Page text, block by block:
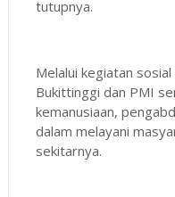
tutupnya.
Melalui kegiatan
Bukittinggi dan PMI
kemanusiaan,
dalam melayani
sekitarnya.